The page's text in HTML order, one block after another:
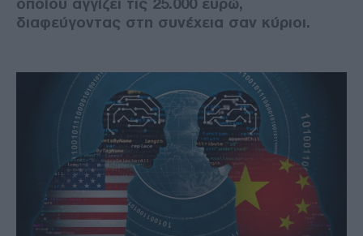
οποίου αγγίζει τις 25.000 ευρώ,
διαφεύγοντας στη συνέχεια σαν κύριοι.